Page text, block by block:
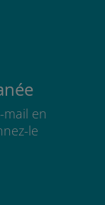
mail en
le